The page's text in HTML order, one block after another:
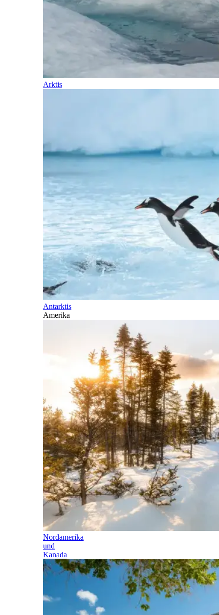
Arktis
Antarktis
Amerika
Nordamerika
und
Kanada